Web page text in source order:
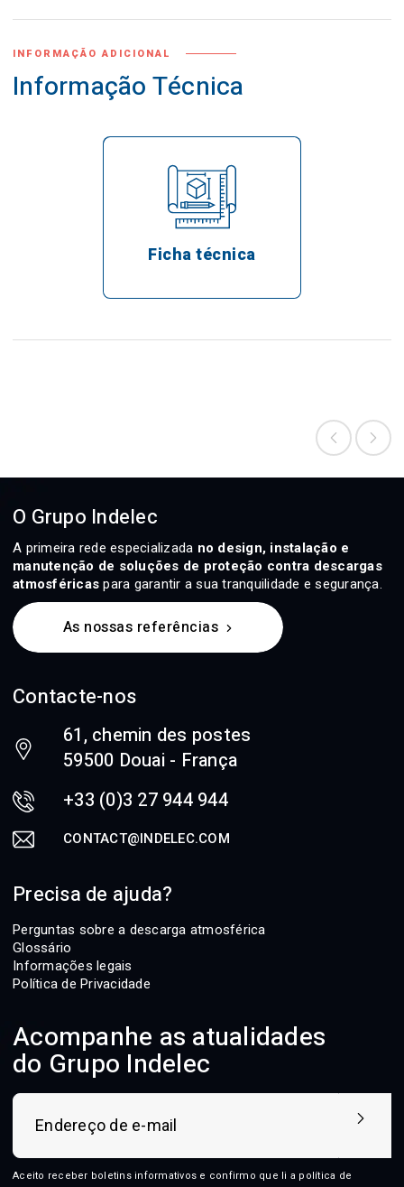
INFORMAÇÃO ADICIONAL
Informação Técnica
Ficha técnica
O Grupo Indelec
A primeira rede especializada no design, instalação e
manutenção de soluções de proteção contra descargas
atmosféricas para garantir a sua tranquilidade e segurança.
As nossas referências
Contacte-nos
61, chemin des postes
59500 Douai - França
+33 (0)3 27 944 944
CONTACT@INDELEC.COM
Precisa de ajuda?
Perguntas sobre a descarga atmosférica
Glossário
Informações legais
Política de Privacidade
Acompanhe as atualidades
do Grupo Indelec
Aceito receber boletins informativos e confirmo que li a política de